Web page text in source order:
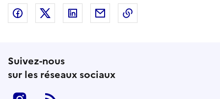
Partager sur Facebook
Partager sur Twitter
Partager sur LinkedIn
Partager par email
Suivez-nous
sur les réseaux sociaux